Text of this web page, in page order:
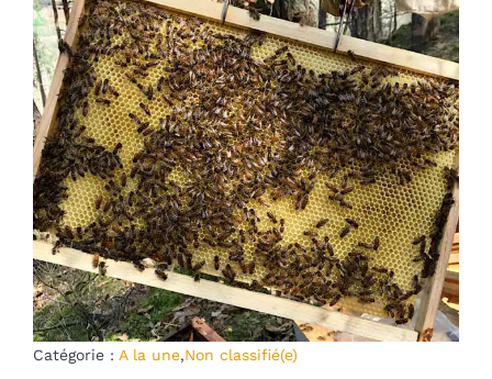
Catégorie : A la une,Non classifié(e)